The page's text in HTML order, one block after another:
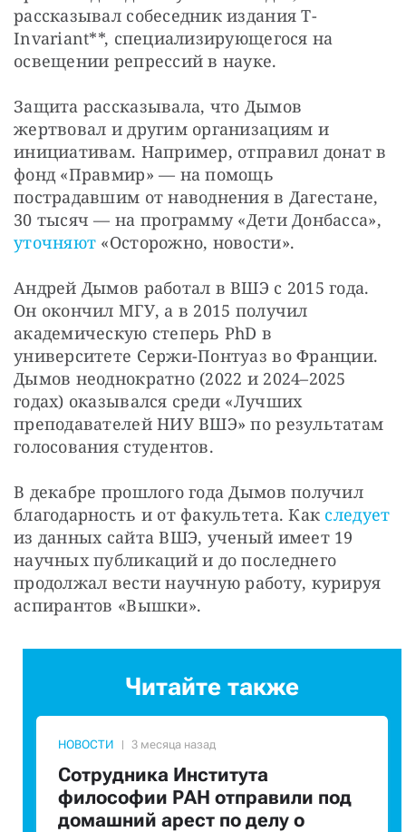
рассказывал собеседник издания T-
Invariant**, специализирующегося на
освещении репрессий в науке.
Защита рассказывала, что Дымов
жертвовал и другим организациям и
инициативам. Например, отправил донат в
фонд «Правмир» — на помощь
пострадавшим от наводнения в Дагестане,
уточняют «Осторожно, новости».
Андрей Дымов работал в ВШЭ с 2015 года.
Он окончил МГУ, а в 2015 получил
академическую степерь PhD в
университете Сержи-Понтуаз во Франции.
Дымов неоднократно (2022 и 2024–2025
годах) оказывался среди «Лучших
преподавателей НИУ ВШЭ» по результатам
голосования студентов.
В декабре прошлого года Дымов получил
благодарность и от факультета. Как следует
из данных сайта ВШЭ, ученый имеет 19
научных публикаций и до последнего
продолжал вести научную работу, курируя
аспирантов «Вышки».
Читайте также
НОВОСТИ
Сотрудника Института
философии РАН отправили под
домашний арест по делу о